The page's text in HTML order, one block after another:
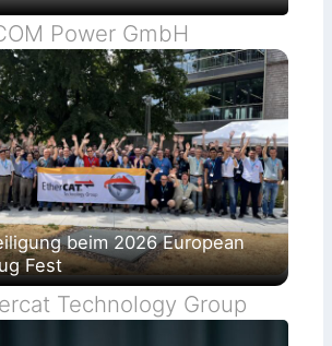
Power GmbH
beim 2026 European
Fest
Technology Group